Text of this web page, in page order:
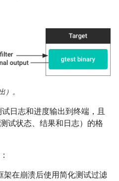
）。
日志和进度输出到终端，且
试状态、结果和日志）的格
架在崩溃后使用简化测试过滤